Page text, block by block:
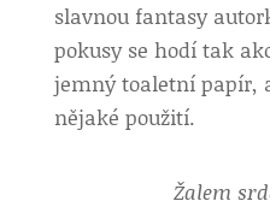
slavnou fantasy
pokusy se hodí tak
jemný toaletní papír,
nějaké použití.
Žalem